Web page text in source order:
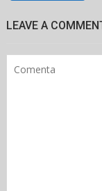
LEAVE A